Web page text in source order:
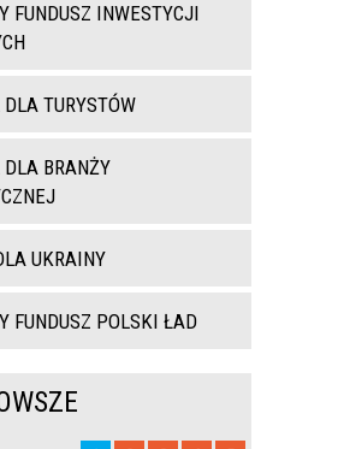
FUNDUSZ INWESTYCJI
TURYSTÓW
BRANŻY
UKRAINY
FUNDUSZ POLSKI ŁAD